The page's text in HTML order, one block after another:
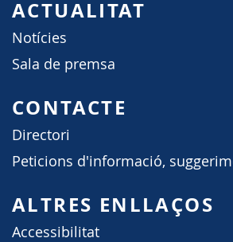
ACTUALITAT
Notícies
Sala de premsa
CONTACTE
Directori
Peticions d'informació,
ALTRES ENLLAÇOS
Accessibilitat